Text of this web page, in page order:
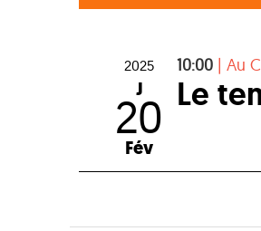
2025
J
20
Fév
10:00 | Au
Le